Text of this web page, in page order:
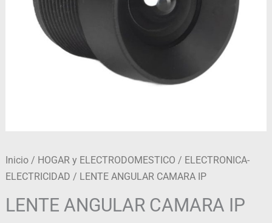
Inicio / HOGAR y ELECTRODOMESTICO / ELECTRONICA-
ELECTRICIDAD / LENTE ANGULAR CAMARA IP
LENTE ANGULAR CAMARA IP